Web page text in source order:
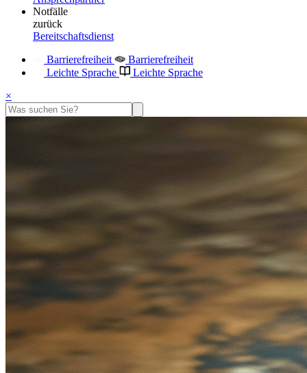
Notfälle
zurück
Bereitschaftsdienst
Barrierefreiheit
Barrierefreiheit
Leichte Sprache
Leichte Sprache
×